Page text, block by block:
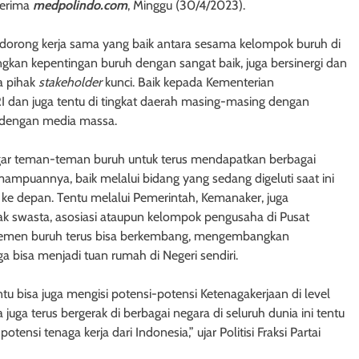
medpolindo.com, Minggu (30/4/2023).
kerja sama yang baik antara sesama kelompok buruh di
kepentingan buruh dengan sangat baik, juga bersinergi dan
pihak stakeholderkunci. Baik kepada Kementerian
dan juga tentu di tingkat daerah masing-masing dengan
media massa.
teman-teman buruh untuk terus mendapatkan berbagai
baik melalui bidang yang sedang digeluti saat ini
depan. Tentu melalui Pemerintah, Kemanaker, juga
swasta, asosiasi ataupun kelompok pengusaha di Pusat
buruh terus bisa berkembang, mengembangkan
bisa menjadi tuan rumah di Negeri sendiri.
bisa juga mengisi potensi-potensi Ketenagakerjaan di level
terus bergerak di berbagai negara di seluruh dunia ini tentu
tenaga kerja dari Indonesia,” ujar Politisi Fraksi Partai